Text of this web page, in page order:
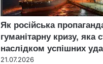
Як російська
гуманітарну кризу, яка
наслідком успішних
21.07.2026